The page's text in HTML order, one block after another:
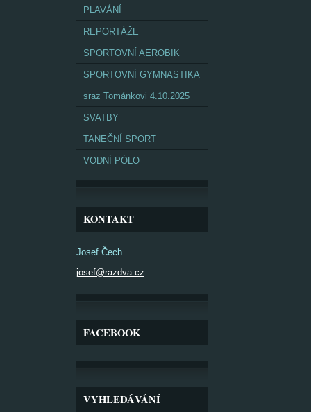
PLAVÁNÍ
REPORTÁŽE
SPORTOVNÍ AEROBIK
SPORTOVNÍ GYMNASTIKA
sraz Tománkovi 4.10.2025
SVATBY
TANEČNÍ SPORT
VODNÍ PÓLO
KONTAKT
Josef Čech
josef@razdva.cz
FACEBOOK
VYHLEDÁVÁNÍ